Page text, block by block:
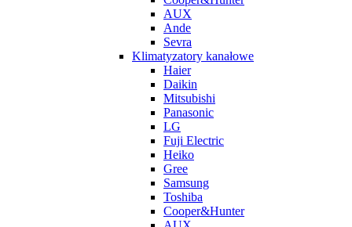
AUX
Ande
Sevra
Klimatyzatory kanałowe
Haier
Daikin
Mitsubishi
Panasonic
LG
Fuji Electric
Heiko
Gree
Samsung
Toshiba
Cooper&Hunter